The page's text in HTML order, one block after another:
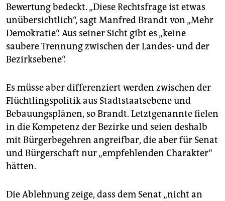
Bewertung bedeckt. „Diese Rechtsfrage ist etwas
unübersichtlich“, sagt Manfred Brandt von „Mehr
Demokratie“. Aus seiner Sicht gibt es „keine
saubere Trennung zwischen der Landes- und der
Bezirksebene“.
Es müsse aber differenziert werden zwischen der
Flüchtlingspolitik aus Stadtstaatsebene und
Bebauungsplänen, so Brandt. Letztgenannte fielen
in die Kompetenz der Bezirke und seien deshalb
mit Bürgerbegehren angreifbar, die aber für Senat
und Bürgerschaft nur „empfehlenden Charakter“
hätten.
Die Ablehnung zeige, dass dem Senat „nicht an